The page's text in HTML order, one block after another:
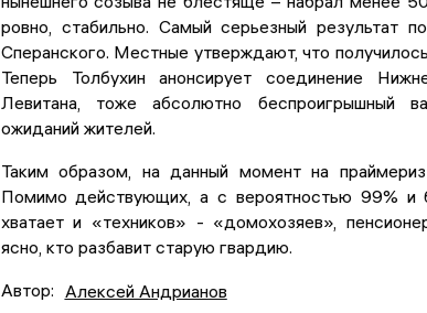
ровно, стабильно. Самый серьезный результат
Сперанского. Местные утверждают, что
Теперь Толбухин анонсирует соединение
Левитана, тоже абсолютно беспроигрышный
ожиданий жителей.
Таким образом, на данный момент на
Помимо действующих, а с вероятностью 99% и
хватает и «техников» - «домохозяев»,
ясно, кто разбавит старую гвардию.
Автор: Алексей Андрианов